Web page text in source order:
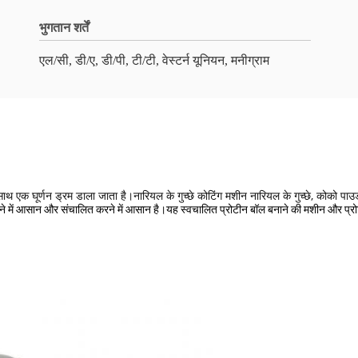
भुगतान शर्तें
एल/सी, डी/ए, डी/पी, टी/टी, वेस्टर्न यूनियन, मनीग्राम
एक घूर्णन ड्रम डाला जाता है।नारियल के गुच्छे कोटिंग मशीन नारियल के गुच्छे, कोको
और संचालित करने में आसान है।यह स्वचालित प्रोटीन बॉल बनाने की मशीन और